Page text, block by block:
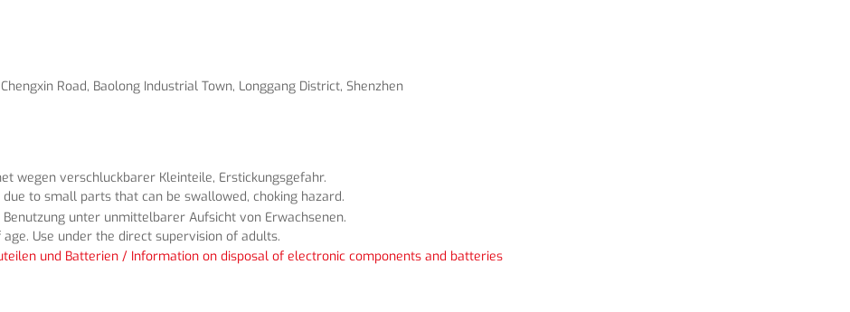
Road, Baolong Industrial Town, Longgang District, Shenzhen
wegen verschluckbarer Kleinteile, Erstickungsgefahr.
to small parts that can be swallowed, choking hazard.
Benutzung unter unmittelbarer Aufsicht von Erwachsenen.
Use under the direct supervision of adults.
und Batterien / Information on disposal of electronic components and batteries